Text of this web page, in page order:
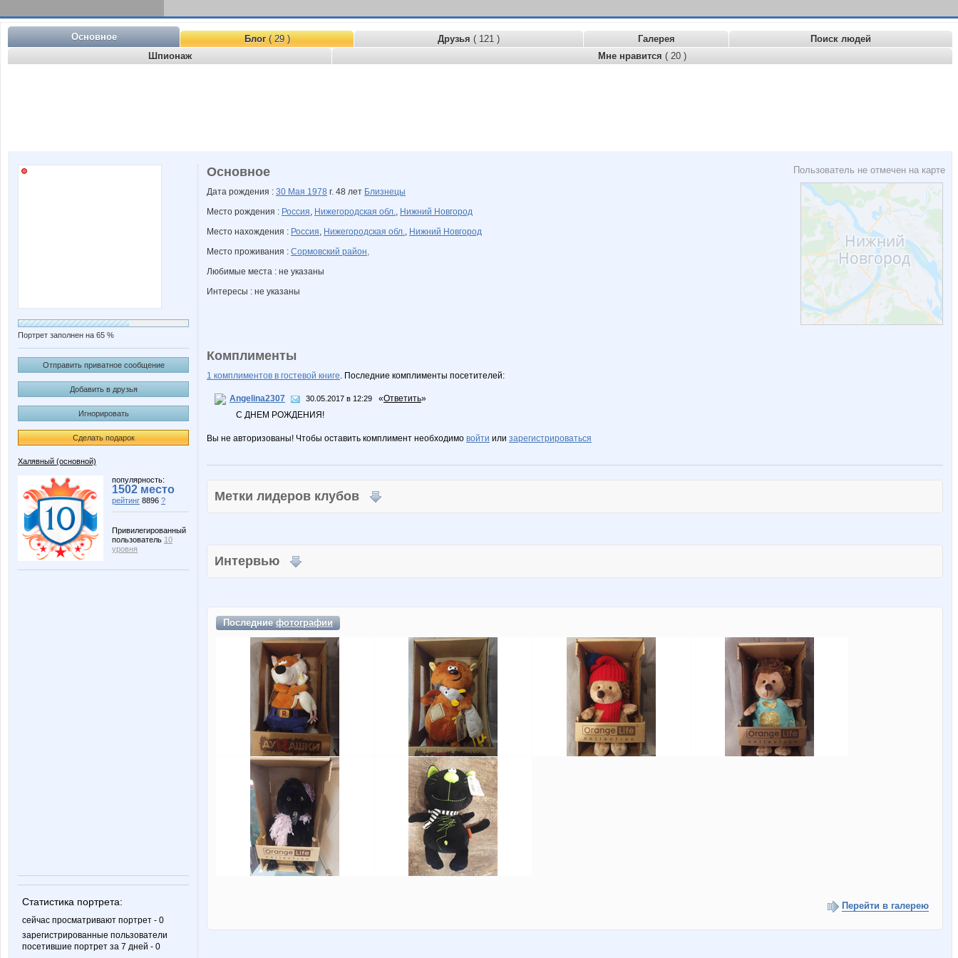
Основное Блог( 29 ) Друзья ( 121 ) Галерея
Поиск людей
Шпионаж
Мне нравится ( 20 )
Портрет заполнен на 65 %
Отправить приватное сообщение
Добавить в друзья
Игнорировать
Сделать подарок
Халявный (основной)
популярность:
1502 место
рейтинг 8896 ?
Привилегированный
пользователь 10
уровня
Статистика портрета:
сейчас просматривают портрет - 0
зарегистрированные пользователи
посетившие портрет за 7 дней - 0
Пользователь не отмечен на карте
Основное
Дата рождения : 30 Мая 1978 г. 48 лет Близнецы
Место рождения : Россия, Нижегородская обл., Нижний Новгород
Место нахождения : Россия, Нижегородская обл., Нижний Новгород
Место проживания : Сормовский район,
Любимые места : не указаны
Интересы : не указаны
Комплименты
1 комплиментов в гостевой книге. Последние комплименты посетителей:
Angelina2307 30.05.2017 в 12:29 «Ответить»
С ДНЕМ РОЖДЕНИЯ!
Вы не авторизованы! Чтобы оставить комплимент необходимо войти или зарегистрироваться
Метки лидеров клубов
Интервью
Последниефотографии
Перейти в галерею